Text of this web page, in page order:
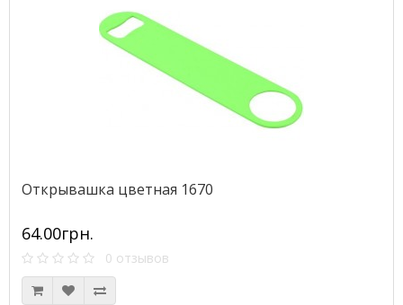
Открывашка цветная 1670
64.00грн.
0 отзывов